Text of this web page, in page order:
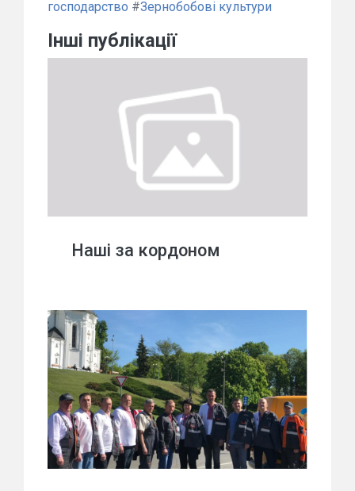
господарство #Зернобобові культури
Інші публікації
Наші за кордоном